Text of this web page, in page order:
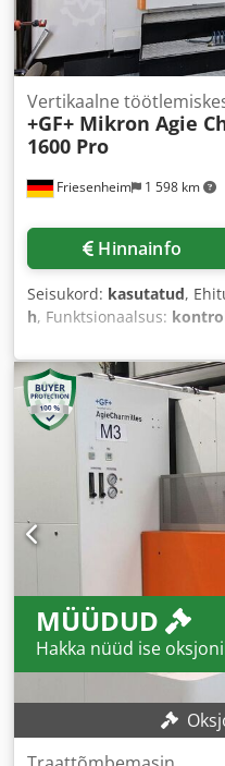
Friesenheim 1 598 km
Vertikaalne
+GF+ Mikron Agie
1600 Pro
Hinnainfo
Seisukord: kasutatud,
h, Funktsionaalsus:
MÜÜDUD
Hakka nüüd ise